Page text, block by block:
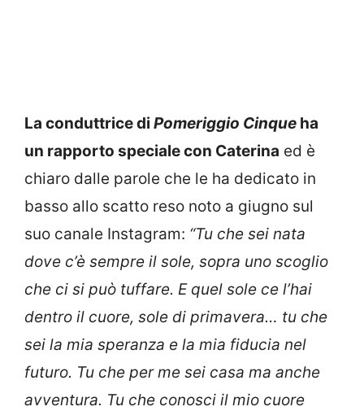
La conduttrice di Pomeriggio Cinque ha
un rapporto speciale con Caterina ed è
chiaro dalle parole che le ha dedicato in
basso allo scatto reso noto a giugno sul
suo canale Instagram: “Tu che sei nata
dove c’è sempre il sole, sopra uno scoglio
che ci si può tuffare. E quel sole ce l’hai
dentro il cuore, sole di primavera… tu che
sei la mia speranza e la mia fiducia nel
futuro. Tu che per me sei casa ma anche
avventura. Tu che conosci il mio cuore